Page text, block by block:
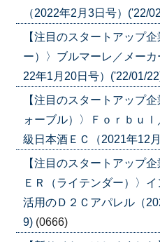
（2022年2月3日号）('22/
【注目のスタートアップ
ー）〉ブルマーレ／メー
22年1月20日号）('22/01/
【注目のスタートアップ
ォーブル）〉Ｆｏｒｂｕ
級日本酒ＥＣ（2021年12
【注目のスタートアッ
ＥＲ（ライテンダー）〉
活用のＤ２Ｃアパレル（
9) (0666)